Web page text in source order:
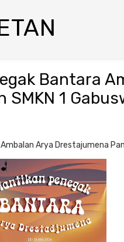
Bantara
1
Arya Drestajumena